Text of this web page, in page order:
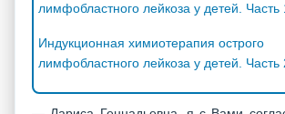
лимфобластного лейкоза у детей. Часть
Индукционная химиотерапия острого
лимфобластного лейкоза у детей. Часть